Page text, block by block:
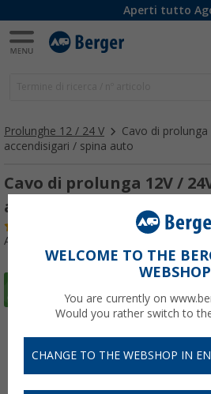
Aperti tutto
Prolunghe 12 / 24 V
Cavo di
accendisigari / spina auto
Cavo di prolunga 12V /
accendisigari / spina auto
Articolo n: 239260
WELCOME TO THE
You are currently on
Would you rather switch to
CHANGE TO THE WEBSHOP IN